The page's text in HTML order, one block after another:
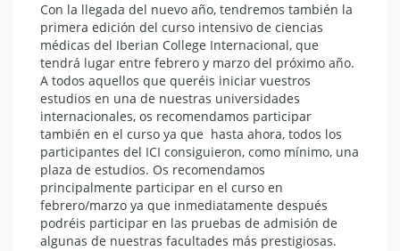
Con la llegada del nuevo año, tendremos también la
primera edición del curso intensivo de ciencias
médicas del Iberian College Internacional, que
tendrá lugar entre febrero y marzo del próximo año.
A todos aquellos que queréis iniciar vuestros
estudios en una de nuestras universidades
internacionales, os recomendamos participar
también en el curso ya que hasta ahora, todos los
participantes del ICI consiguieron, como mínimo, una
plaza de estudios. Os recomendamos
principalmente participar en el curso en
febrero/marzo ya que inmediatamente después
podréis participar en las pruebas de admisión de
algunas de nuestras facultades más prestigiosas.